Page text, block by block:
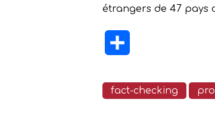
étrangers de 47 pays
fact-checking